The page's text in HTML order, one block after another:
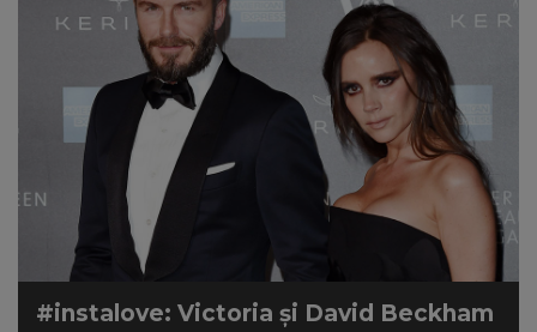
#instalove: Victoria şi David Beckham